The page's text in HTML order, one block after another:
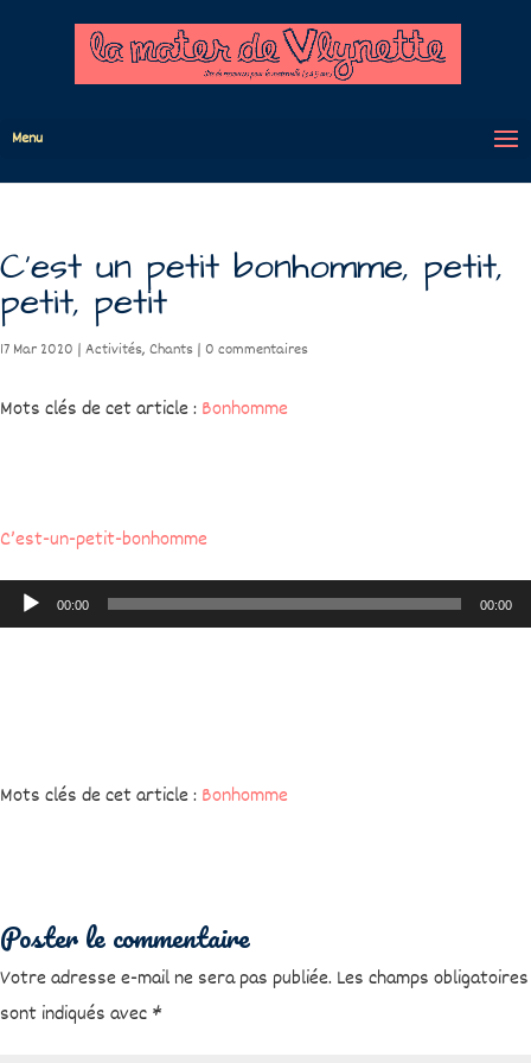
Menu
C’est un petit bonhomme, petit,
petit, petit
17 Mar 2020 | Activités, Chants | 0 commentaires
Mots clés de cet article : Bonhomme
C’est-un-petit-bonhomme
Lecteur
audio
00:00 00:00
Mots clés de cet article : Bonhomme
Poster le commentaire
Votre adresse e-mail ne sera pas publiée. Les champs obligatoires
sont indiqués avec *